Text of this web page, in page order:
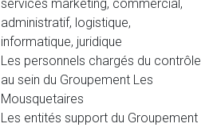
services marketing, commercial,
administratif, logistique,
informatique, juridique
Les personnels chargés du contrôle
au sein du Groupement Les
Mousquetaires
Les entités support du Groupement